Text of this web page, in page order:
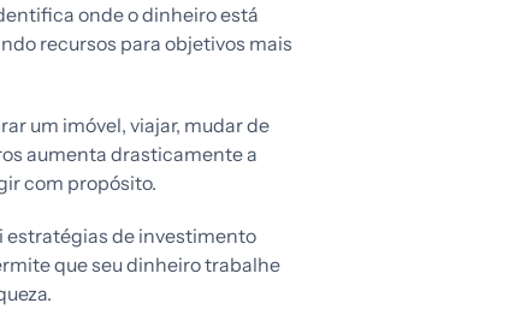
onde o dinheiro está
recursos para objetivos mais
um imóvel, viajar, mudar de
aumenta drasticamente a
com propósito.
estratégias de investimento
que seu dinheiro trabalhe